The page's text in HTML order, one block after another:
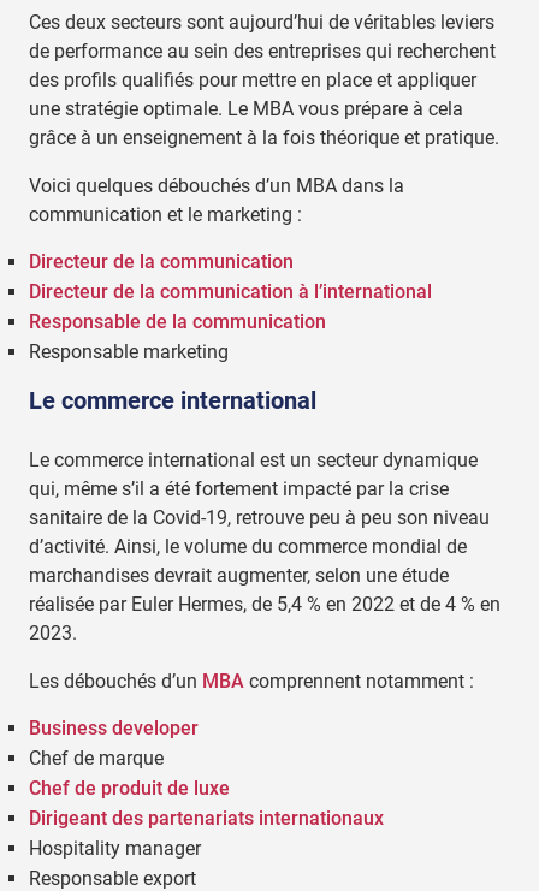
Ces deux secteurs sont aujourd’hui de véritables leviers
de performance au sein des entreprises qui recherchent
des profils qualifiés pour mettre en place et appliquer
une stratégie optimale. Le MBA vous prépare à cela
grâce à un enseignement à la fois théorique et pratique.
Voici quelques débouchés d’un MBA dans la
communication et le marketing :
Directeur de la communication
Directeur de la communication à l’international
Responsable de la communication
Responsable marketing
Le commerce international
Le commerce international est un secteur dynamique
qui, même s’il a été fortement impacté par la crise
sanitaire de la Covid-19, retrouve peu à peu son niveau
d’activité. Ainsi, le volume du commerce mondial de
marchandises devrait augmenter, selon une étude
réalisée par Euler Hermes, de 5,4 % en 2022 et de 4 % en
2023.
Les débouchés d’un MBA comprennent notamment :
Business developer
Chef de marque
Chef de produit de luxe
Dirigeant des partenariats internationaux
Hospitality manager
Responsable export